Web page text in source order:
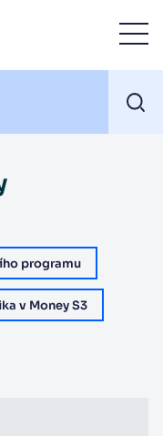
programu
v Money S3